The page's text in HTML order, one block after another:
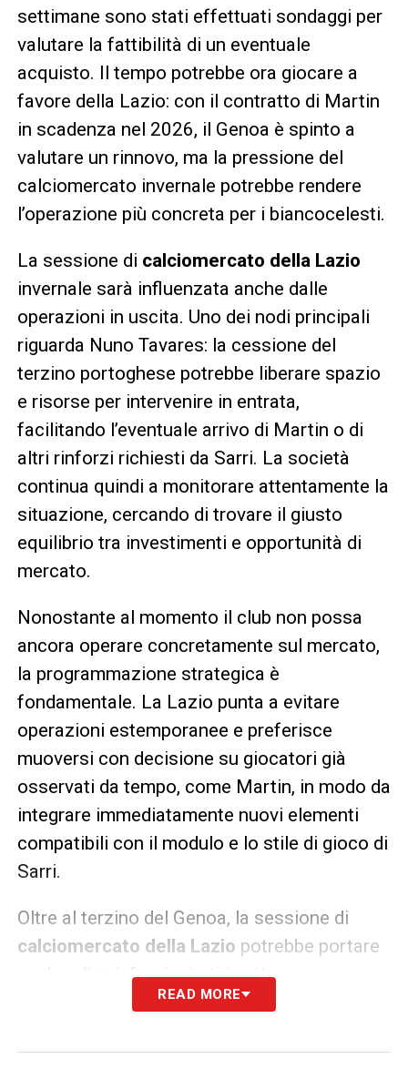
settimane sono stati effettuati sondaggi per
valutare la fattibilità di un eventuale
acquisto. Il tempo potrebbe ora giocare a
favore della Lazio: con il contratto di Martin
in scadenza nel 2026, il Genoa è spinto a
valutare un rinnovo, ma la pressione del
calciomercato invernale potrebbe rendere
l’operazione più concreta per i biancocelesti.
La sessione di calciomercato della Lazio
invernale sarà influenzata anche dalle
operazioni in uscita. Uno dei nodi principali
riguarda Nuno Tavares: la cessione del
terzino portoghese potrebbe liberare spazio
e risorse per intervenire in entrata,
facilitando l’eventuale arrivo di Martin o di
altri rinforzi richiesti da Sarri. La società
continua quindi a monitorare attentamente la
situazione, cercando di trovare il giusto
equilibrio tra investimenti e opportunità di
mercato.
Nonostante al momento il club non possa
ancora operare concretamente sul mercato,
la programmazione strategica è
fondamentale. La Lazio punta a evitare
operazioni estemporanee e preferisce
muoversi con decisione su giocatori già
osservati da tempo, come Martin, in modo da
integrare immediatamente nuovi elementi
compatibili con il modulo e lo stile di gioco di
Sarri.
Oltre al terzino del Genoa, la sessione di
calciomercato della Lazio potrebbe portare
anche altri rinforzi mirati in attacco o a
centrocampo, in base agli sviluppi delle
girone d’andata. La priorità resta quella di
READ MORE